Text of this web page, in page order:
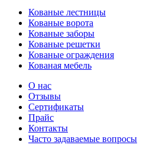
Кованые лестницы
Кованые ворота
Кованые заборы
Кованые решетки
Кованые ограждения
Кованая мебель
О нас
Отзывы
Сертификаты
Прайс
Контакты
Часто задаваемые вопросы